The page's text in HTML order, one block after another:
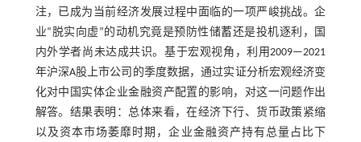
注，已成为当前经济发展过程中面临的一项严峻挑战。企
业“脱实向虚”的动机究竟是预防性储蓄还是投机逐利，国
内外学者尚未达成共识。基于宏观视角，利用2009—2021
年沪深A股上市公司的季度数据，通过实证分析宏观经济变
化对中国实体企业金融资产配置的影响，对这一问题作出
解答。结果表明：总体来看，在经济下行、货币政策紧缩
以及资本市场萎靡时期，企业金融资产持有总量占比下